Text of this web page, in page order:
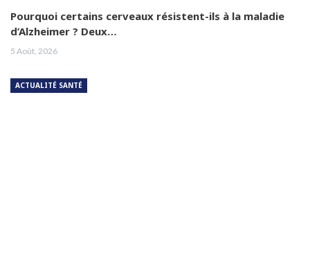
Pourquoi certains cerveaux résistent-ils à la maladie
d’Alzheimer ? Deux…
5 Août, 2026
ACTUALITÉ SANTÉ